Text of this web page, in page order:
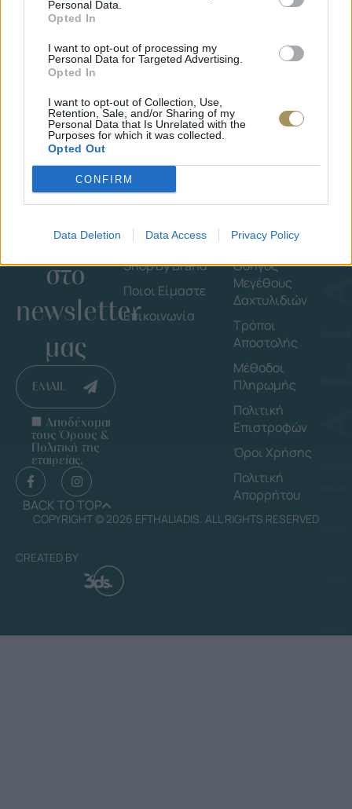
Personal Data.
Opted In
I want to opt-out of processing my
Personal Data for Targeted Advertising.
Opted In
I want to opt-out of Collection, Use,
Retention, Sale, and/or Sharing of my
Personal Data that Is Unrelated with the
Purposes for which it was collected.
Opted Out
CONFIRM
Data Deletion Data Access Privacy Policy
ΔΙΑΜΆΝΤΙ 0.35CT
€1.737€
Εγγράψου
στο
newsletter
μας
EMAIL
Αποδέχομαι
τους Όρους &
Πολιτική της
εταιρείας.
BACK TO TOP
Εταιρεία
Shop By Brand
Ποιοι Είμαστε
Επικοινωνία
Οδηγός
Μεγέθους
Δαχτυλιδιών
Τρόποι
Αποστολής
Μέθοδοι
Πληρωμής
Πολιτική
Επιστροφών
Όροι Χρήσης
Πολιτική
Απορρήτου
COPYRIGHT © 2026 EFTHALIADIS. ALL RIGHTS RESERVED
CREATED BY